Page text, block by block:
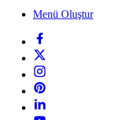
Menü Oluştur